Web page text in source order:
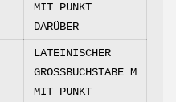
MIT PUNKT
DARÜBER
LATEINISCHER
GROSSBUCHSTABE M
MIT PUNKT